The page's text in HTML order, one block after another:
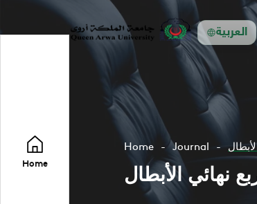
العربية
Home
Home Journal
نهائي الأبطال